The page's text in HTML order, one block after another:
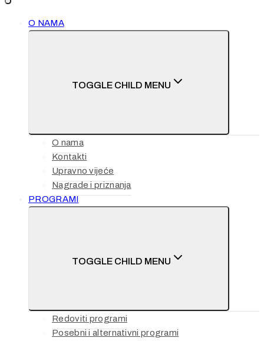
O NAMA
TOGGLE CHILD MENU
O nama
Kontakti
Upravno vijeće
Nagrade i priznanja
PROGRAMI
TOGGLE CHILD MENU
Redoviti programi
Posebni i alternativni programi